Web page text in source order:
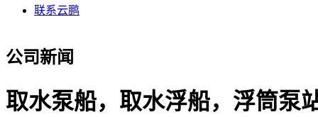
联系云鹏
公司新闻
取水泵船，取水浮船，浮筒泵